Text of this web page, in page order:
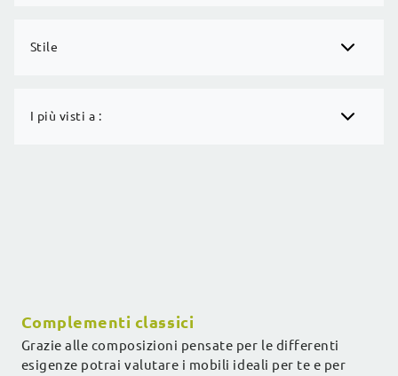
Stile
I più visti a :
Complementi classici
Grazie alle composizioni pensate per le differenti
esigenze potrai valutare i mobili ideali per te e per